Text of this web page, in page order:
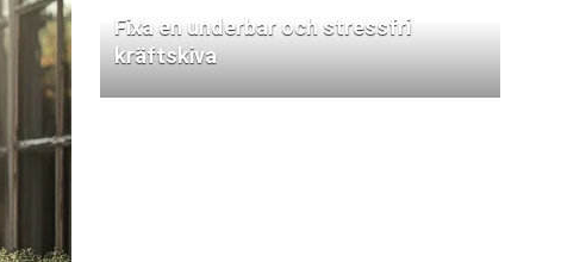
Fixa en underbar och stressfri
kräftskiva